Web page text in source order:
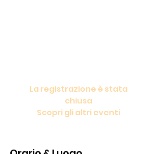
La registrazione è stata
chiusa
Scopri gli altri eventi